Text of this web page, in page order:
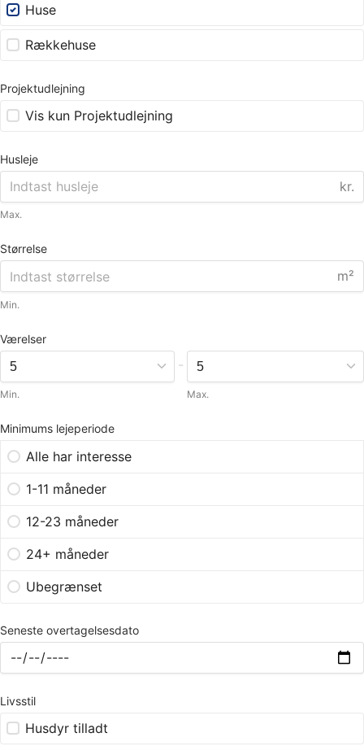
Huse
Rækkehuse
Projektudlejning
Vis kun Projektudlejning
Husleje
kr.
Max.
Størrelse
m²
Min.
Værelser
Min.
-
Max.
Minimums lejeperiode
Alle har interesse
1-11 måneder
12-23 måneder
24+ måneder
Ubegrænset
Seneste overtagelsesdato
Livsstil
Husdyr tilladt